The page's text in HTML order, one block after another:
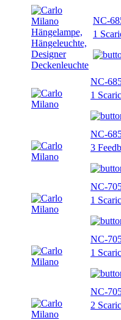
NC-
1
NC-
1
NC-
3
NC-
1
NC-
1
NC-
2